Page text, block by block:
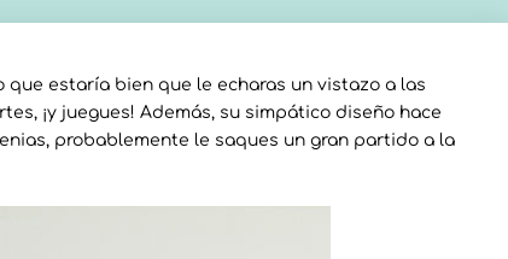
estaría bien que le echaras un vistazo a las
¡y juegues! Además, su simpático diseño hace
probablemente le saques un gran partido a la